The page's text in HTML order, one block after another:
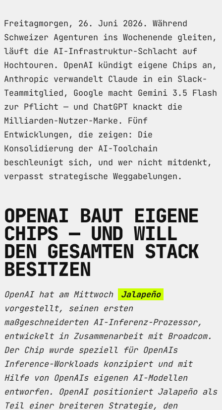
Freitagmorgen, 26. Juni 2026. Während
Schweizer Agenturen ins Wochenende gleiten,
läuft die AI-Infrastruktur-Schlacht auf
Hochtouren. OpenAI kündigt eigene Chips an,
Anthropic verwandelt Claude in ein Slack-
Teammitglied, Google macht Gemini 3.5 Flash
zur Pflicht — und ChatGPT knackt die
Milliarden-Nutzer-Marke. Fünf
Entwicklungen, die zeigen: Die
Konsolidierung der AI-Toolchain
beschleunigt sich, und wer nicht mitdenkt,
verpasst strategische Weggabelungen.
OPENAI BAUT EIGENE
CHIPS — UND WILL
DEN GESAMTEN STACK
BESITZEN
OpenAI hat am Mittwoch
Jalapeño
vorgestellt, seinen ersten
maßgeschneiderten AI-Inferenz-Prozessor,
entwickelt in Zusammenarbeit mit Broadcom.
Der Chip wurde speziell für OpenAIs
Inference-Workloads konzipiert und mit
Hilfe von OpenAIs eigenen AI-Modellen
entworfen. OpenAI positioniert Jalapeño als
Teil einer breiteren Strategie, den